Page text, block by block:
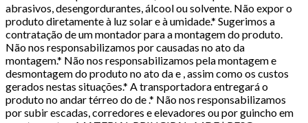
abrasivos, desengordurantes, álcool ou solvente. Não expor o
produto diretamente à luz solar e à umidade.* Sugerimos a
contratação de um montador para a montagem do produto.
Não nos responsabilizamos por causadas no ato da
montagem.* Não nos responsabilizamos pela montagem e
desmontagem do produto no ato da e , assim como os custos
gerados nestas situações.* A transportadora entregará o
produto no andar térreo do de .* Não nos responsabilizamos
por subir escadas, corredores e elevadores ou por guincho em